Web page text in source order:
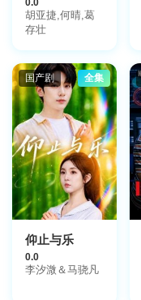
0.0
胡亚捷,何晴,葛
存壮
国产剧 全集
仰止与乐
0.0
李汐溦＆马骁凡